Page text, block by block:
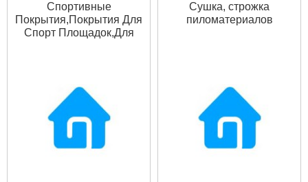
Спортивные
Покрытия,Покрытия Для
Спорт Площадок,Для
Сушка, строжка
пиломатериалов